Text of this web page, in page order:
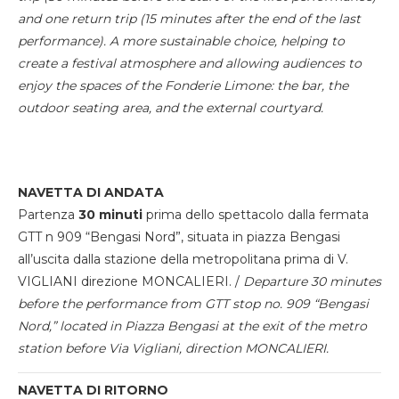
and one return trip (15 minutes after the end of the last
performance). A more sustainable choice, helping to
create a festival atmosphere and allowing audiences to
enjoy the spaces of the Fonderie Limone: the bar, the
outdoor seating area, and the external courtyard.
NAVETTA DI ANDATA
Partenza 30 minuti prima dello spettacolo dalla fermata
GTT n 909 “Bengasi Nord”, situata in piazza Bengasi
all’uscita dalla stazione della metropolitana prima di V.
VIGLIANI direzione MONCALIERI. / Departure 30 minutes
before the performance from GTT stop no. 909 “Bengasi
Nord,” located in Piazza Bengasi at the exit of the metro
station before Via Vigliani, direction MONCALIERI.
NAVETTA DI RITORNO